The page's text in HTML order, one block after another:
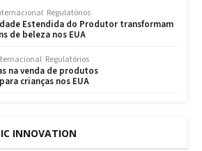
Regulatórios
Estendida do Produtor transformam
de beleza nos EUA
Regulatórios
na venda de produtos
crianças nos EUA
INNOVATION